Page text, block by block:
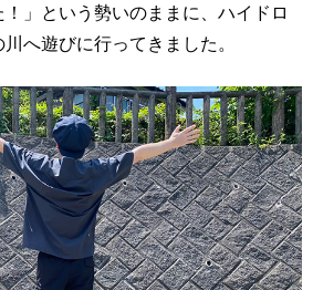
！」という勢いのままに、ハイドロ
へ遊びに行ってきました。